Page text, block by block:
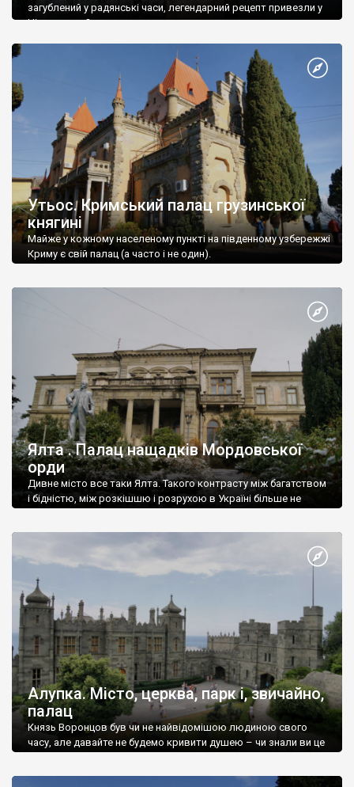
загублений у радянські часи, легендарний рецепт привезли у
Ніжин греки?
Утьос. Кримський палац грузинської
княгині
Майже у кожному населеному пункті на південному узбережжі
Криму є свій палац (а часто і не один).
Ялта . Палац нащадків Мордовської
орди
Дивне місто все таки Ялта. Такого контрасту між багатством
і бідністю, між розкішшю і розрухою в Україні більше не
Алупка. Місто, церква, парк і, звичайно,
палац
Князь Воронцов був чи не найвідомішою людиною свого
часу, але давайте не будемо кривити душею – чи знали ви це